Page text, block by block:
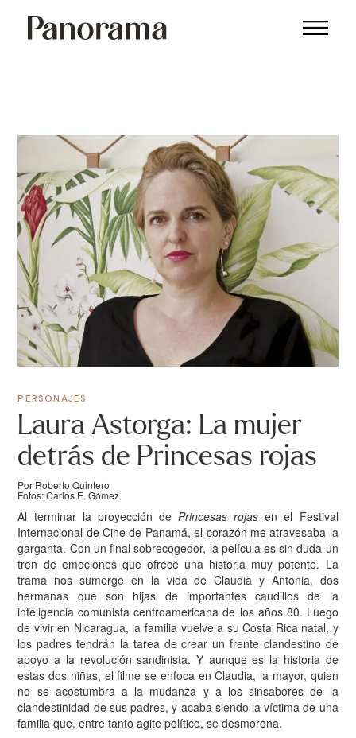
PERSONAJES
Laura Astorga: La mujer
detrás de Princesas rojas
Por Roberto Quintero
Fotos: Carlos E. Gómez
Al terminar la proyección dePrincesas rojas en el Festival
Internacional de Cine de Panamá, el corazón me atravesaba la
garganta. Con un final sobrecogedor, la película es sin duda un
tren de emociones que ofrece una historia muy potente. La
trama nos sumerge en la vida de Claudia y Antonia, dos
hermanas que son hijas de importantes caudillos de la
inteligencia comunista centroamericana de los años 80. Luego
de vivir en Nicaragua, la familia vuelve a su Costa Rica natal, y
los padres tendrán la tarea de crear un frente clandestino de
apoyo a la revolución sandinista. Y aunque es la historia de
estas dos niñas, el filme se enfoca en Claudia, la mayor, quien
no se acostumbra a la mudanza y a los sinsabores de la
clandestinidad de sus padres, y acaba siendo la víctima de una
familia que, entre tanto agite político, se desmorona.